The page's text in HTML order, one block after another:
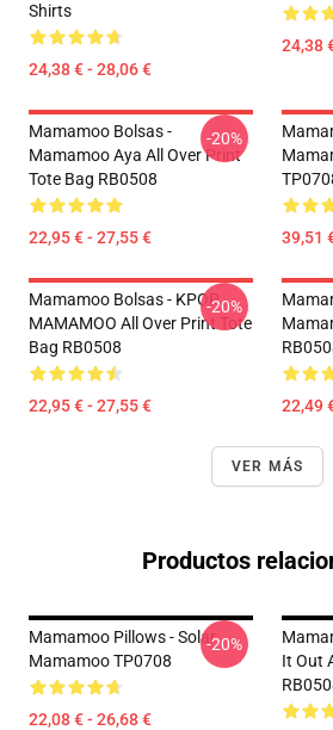
Shirts
24,38 € - 28,06 €
24,38
Mamamoo Bolsas -
Mamamoo Aya All Over Print
Tote Bag RB0508
22,95 € - 27,55 €
-20%
39,51
Mamamoo Bolsas - KPOP
MAMAMOO All Over Print Tote
Bag RB0508
22,95 € - 27,55 €
-20%
22,49
VER MÁS
Productos
Mamamoo Pillows - Solar
Mamamoo TP0708
22,08 € - 26,68 €
-20%
It Out